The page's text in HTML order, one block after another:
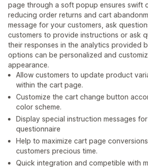
page through a soft popup ensures swift
reducing order returns and cart
message for your customers, ask
customers to provide instructions or ask
their responses in the analytics provided
options can be personalized and
appearance.
Allow customers to update product
within the cart page.
Customize the cart change button
color scheme.
Display special instruction messages
questionnaire
Help to maximize cart page
customers precious time.
Quick integration and competible with